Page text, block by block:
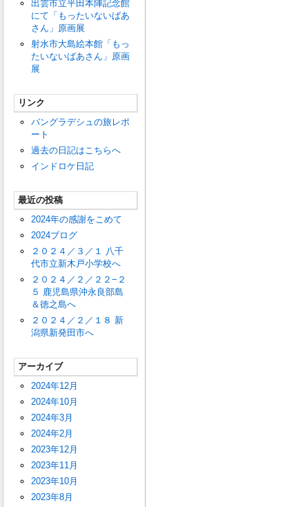
出雲市立平田本陣記念館
にて「もったいないばあ
さん」原画展
射水市大島絵本館「もっ
たいないばあさん」原画
展
リンク
バングラデシュの旅レポ
ート
過去の日記はこちらへ
インドロケ日記
最近の投稿
2024年の感謝をこめて
2024ブログ
２０２４／３／１ 八千
代市立新木戸小学校へ
２０２４／２／２２−２
５ 鹿児島県沖永良部島
＆徳之島へ
２０２４／２／１８ 新
潟県新発田市へ
アーカイブ
2024年12月
2024年10月
2024年3月
2024年2月
2023年12月
2023年11月
2023年10月
2023年8月